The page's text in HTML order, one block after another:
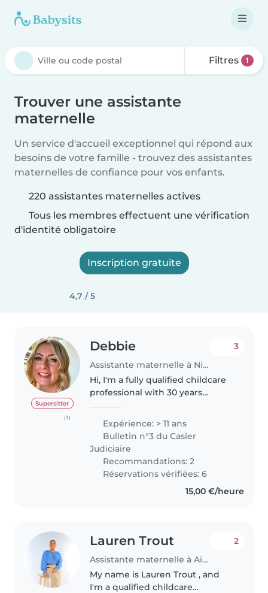
Filtres 1
Trouver une assistante
maternelle
Un service d'accueil exceptionnel qui répond aux
besoins de votre famille - trouvez des assistantes
maternelles de confiance pour vos enfants.
220 assistantes maternelles actives
Tous les membres effectuent une vérification
d'identité obligatoire
Inscription gratuite
4,7 / 5
Supersitter
(3)
Debbie
Assistante maternelle à Nice
3
Hi, I'm a fully qualified childcare
professional with 30 years
Alder Hey children's hospital in
Liverpool UK as a play leader
providing normalizing,..
Expérience: > 11 ans
Bulletin n°3 du Casier
Judiciaire
Recommandations: 2
Réservations vérifiées: 6
15,00 €/heure
Lauren Trout
Assistante maternelle à Aix-en-Provence
2
My name is Lauren Trout , and
I'm a qualified childcare